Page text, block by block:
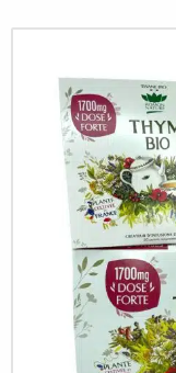
fonction
biologique"